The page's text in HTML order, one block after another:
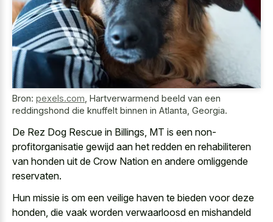
Bron: pexels.com Hartverwarmend beeld van een
reddingshond die knuffelt binnen in Atlanta, Georgia.
De Rez Dog Rescue in Billings, MT is een non-
profitorganisatie gewijd aan het redden en rehabiliteren
van honden uit de Crow Nation en andere omliggende
reservaten.
Hun missie is om een veilige haven te bieden voor deze
honden, die vaak worden verwaarloosd en mishandeld